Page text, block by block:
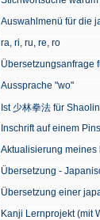
Auswahlmenü für die
ra, ri, ru, re, ro
Übersetzungsanfrage
Aussprache "wo"
Ist 少林拳法 für
Inschrift auf einem
Aktualisierung
Übersetzung -
Übersetzung einer
Kanji Lernprojekt (mit